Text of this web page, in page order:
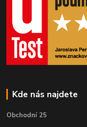
Kde nás najdete
Obchodní 25